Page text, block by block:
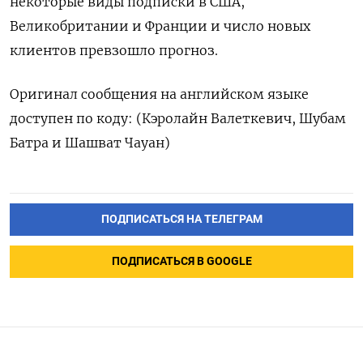
Великобритании и Франции и число новых
клиентов превзошло прогноз.
Оригинал сообщения на английском языке
доступен по коду: (Кэролайн Валеткевич, Шубам
Батра и Шашват Чауан)
ПОДПИСАТЬСЯ НА ТЕЛЕГРАМ
ПОДПИСАТЬСЯ В GOOGLE